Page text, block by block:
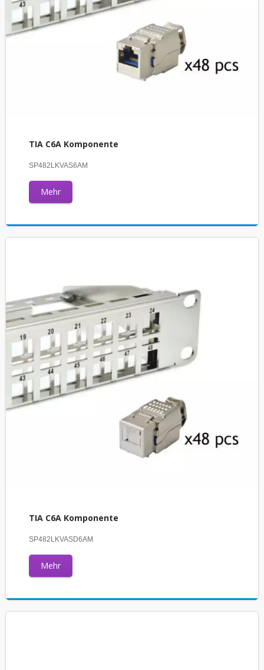
TIA C6A Komponente
SP482LKVAS6AM
Mehr
TIA C6A Komponente
SP482LKVASD6AM
Mehr